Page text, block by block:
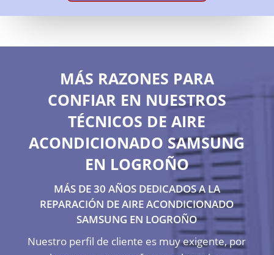
MÁS RAZONES PARA
CONFIAR EN NUESTROS
TÉCNICOS DE AIRE
ACONDICIONADO SAMSUNG
EN LOGROÑO
MÁS DE 30 AÑOS DEDICADOS A LA
REPARACIÓN DE AIRE ACONDICIONADO
SAMSUNG EN LOGROÑO
Nuestro perfil de cliente es muy exigente, por